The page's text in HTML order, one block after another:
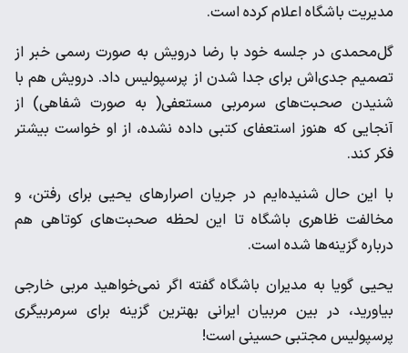
مدیریت باشگاه اعلام کرده است.
گل‌محمدی در جلسه خود با رضا درویش به صورت رسمی خبر از
تصمیم جدی‌اش برای جدا شدن از پرسپولیس داد. درویش هم با
شنیدن صحبت‌های سرمربی مستعفی( به صورت شفاهی) از
آنجایی که هنوز استعفای کتبی داده نشده، از او خواست بیشتر
فکر کند.
با این حال شنیده‌ایم در جریان اصرار‌های یحیی برای رفتن، و
مخالفت ظاهری باشگاه تا این لحظه صحبت‌های کوتاهی هم
درباره گزینه‌ها شده است.
یحیی گویا به مدیران باشگاه گفته اگر نمی‌خواهید مربی خارجی
بیاورید، در بین مربیان ایرانی بهترین گزینه برای سرمربیگری
پرسپولیس مجتبی حسینی است!